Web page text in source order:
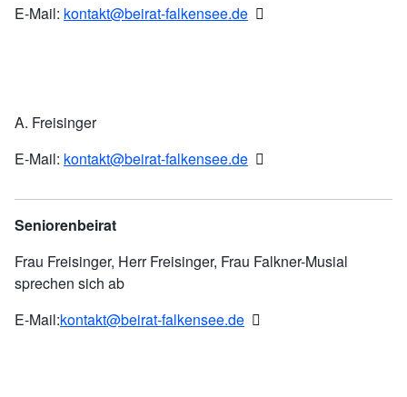
E-Mail: kontakt@beirat-falkensee.de
A. Freisinger
E-Mail: kontakt@beirat-falkensee.de
Seniorenbeirat
Frau Freisinger, Herr Freisinger, Frau Falkner-Musial
sprechen sich ab
E-Mail:kontakt@beirat-falkensee.de